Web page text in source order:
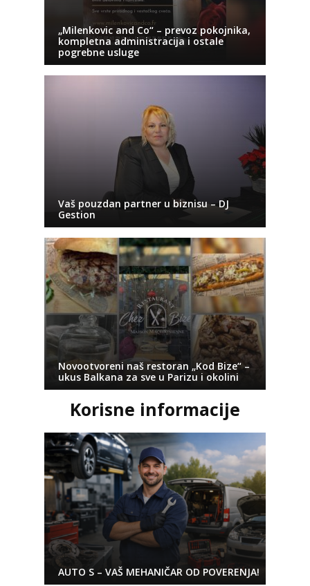
„Milenkovic and Co“ – prevoz pokojnika,
kompletna administracija i ostale
pogrebne usluge
Vaš pouzdan partner u biznisu – DJ
Gestion
Novootvoreni naš restoran „Kod Bize“ –
ukus Balkana za sve u Parizu i okolini
Korisne informacije
AUTO S – VAŠ MEHANIČAR OD POVERENJA!